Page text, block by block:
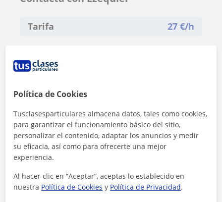
Tarifa 27 €/h
Política de Cookies
Tusclasesparticulares almacena datos, tales como cookies,
para garantizar el funcionamiento básico del sitio,
personalizar el contenido, adaptar los anuncios y medir
su eficacia, así como para ofrecerte una mejor
experiencia.
Al hacer clic en “Aceptar”, aceptas lo establecido en
nuestra Política de Cookies y Política de Privacidad.